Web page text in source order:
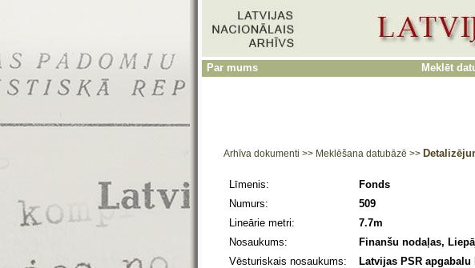
Par mums Meklēt
Arhīva dokumenti >> Meklēšana datubāzē >>
Līmenis:
Fonds
Numurs:
509
Lineārie metri:
7.7m
Nosaukums:
Finanšu nodaļas,
Vēsturiskais nosaukums:
Latvijas PSR